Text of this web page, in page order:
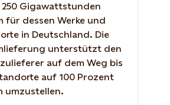
Gigawattstunden
für dessen Werke und
in Deutschland. Die
unterstützt den
auf dem Weg bis
auf 100 Prozent
umzustellen.